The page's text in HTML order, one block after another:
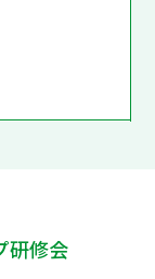
研修会